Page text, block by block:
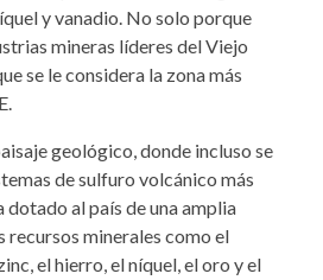
y vanadio. No solo porque
mineras líderes del Viejo
se le considera la zona más
geológico, donde incluso se
de sulfuro volcánico más
dotado al país de una amplia
recursos minerales como el
el hierro, el níquel, el oro y el